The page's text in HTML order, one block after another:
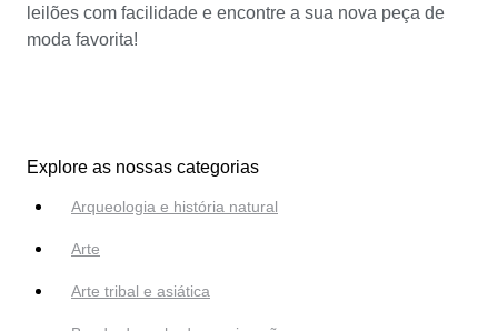
leilões com facilidade e encontre a sua nova peça de
moda favorita!
Explore as nossas categorias
Arqueologia e história natural
Arte
Arte tribal e asiática